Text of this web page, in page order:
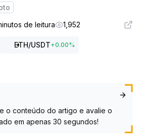
de leitura 1,952
ETH/USDT+0.00%
o conteúdo do artigo e avalie o
em apenas 30 segundos!